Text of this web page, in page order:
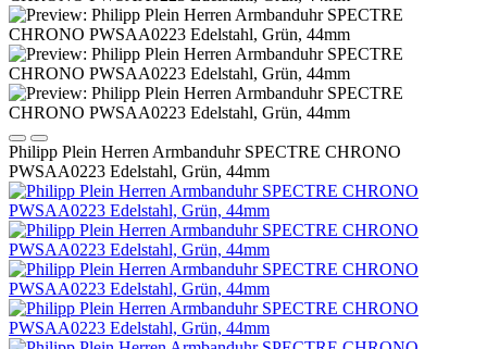
Philipp Plein Herren Armbanduhr SPECTRE CHRONO
PWSAA0223 Edelstahl, Grün, 44mm